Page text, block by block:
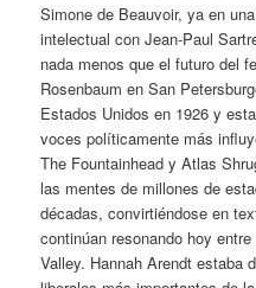
Simone de Beauvoir, ya en
intelectual con Jean-Paul
nada menos que el futuro del
Rosenbaum en San
Estados Unidos en 1926 y
voces políticamente más
The Fountainhead y Atlas
las mentes de millones de
décadas, convirtiéndose en
continúan resonando hoy
Valley. Hannah Arendt estaba